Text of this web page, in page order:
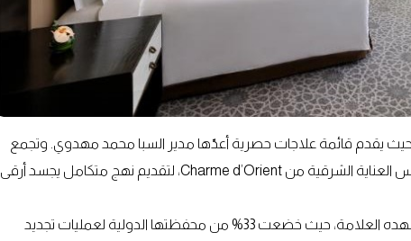
يقدم قائمة علاجات حصرية أعدّها مدير السبا محمد مهدوي. وتجمع
القائمة بين الابتكار الفرنسي لمنتجات كلارنس وطقوس العناية الشرقية من Charme d’Orient، لتقديم نهج متكامل يجسد أرقى
ويأتي افتتاح سوفيتل الرياض تزامناً مع زخم عالمي تشهده العلامة، حيث خضعت 33% من محفظتها الدولية لعمليات تجديد